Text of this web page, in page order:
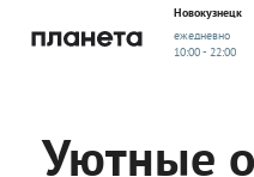
Новокузнецк
ежедневно
10:00 - 22:00
Уютные